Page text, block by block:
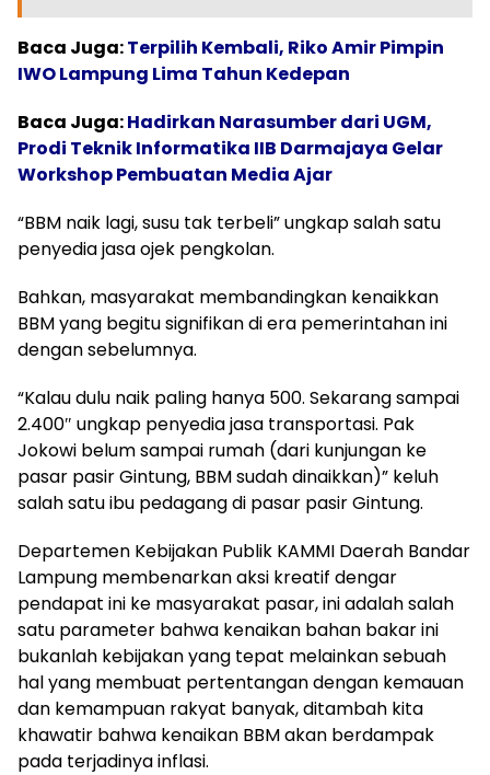
Baca Juga:Terpilih Kembali, Riko Amir Pimpin
IWO Lampung Lima Tahun Kedepan
Baca Juga:Hadirkan Narasumber dari UGM,
Prodi Teknik Informatika IIB Darmajaya Gelar
Workshop Pembuatan Media Ajar
“BBM naik lagi, susu tak terbeli” ungkap salah satu
penyedia jasa ojek pengkolan.
Bahkan, masyarakat membandingkan kenaikkan
BBM yang begitu signifikan di era pemerintahan ini
dengan sebelumnya.
“Kalau dulu naik paling hanya 500. Sekarang sampai
2.400″ ungkap penyedia jasa transportasi. Pak
Jokowi belum sampai rumah (dari kunjungan ke
pasar pasir Gintung, BBM sudah dinaikkan)” keluh
salah satu ibu pedagang di pasar pasir Gintung.
Departemen Kebijakan Publik KAMMI Daerah Bandar
Lampung membenarkan aksi kreatif dengar
pendapat ini ke masyarakat pasar, ini adalah salah
satu parameter bahwa kenaikan bahan bakar ini
bukanlah kebijakan yang tepat melainkan sebuah
hal yang membuat pertentangan dengan kemauan
dan kemampuan rakyat banyak, ditambah kita
khawatir bahwa kenaikan BBM akan berdampak
pada terjadinya inflasi.